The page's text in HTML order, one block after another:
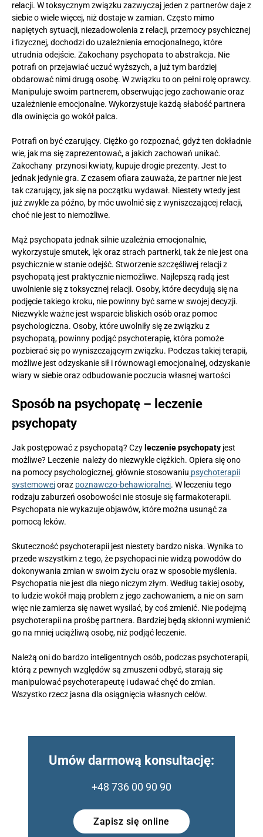
relacji. W toksycznym związku zazwyczaj jeden z partnerów daje z
siebie o wiele więcej, niż dostaje w zamian. Często mimo
napiętych sytuacji, niezadowolenia z relacji, przemocy psychicznej
i fizycznej, dochodzi do uzależnienia emocjonalnego, które
utrudnia odejście. Zakochany psychopata to abstrakcja. Nie
potrafi on przejawiać uczuć wyższych, a już tym bardziej
obdarować nimi drugą osobę. W związku to on pełni rolę oprawcy.
Manipuluje swoim partnerem, obserwując jego zachowanie oraz
uzależnienie emocjonalne. Wykorzystuje każdą słabość partnera
dla owinięcia go wokół palca.
Potrafi on być czarujący. Ciężko go rozpoznać, gdyż ten dokładnie
wie, jak ma się zaprezentować, a jakich zachowań unikać.
Zakochany przynosi kwiaty, kupuje drogie prezenty. Jest to
jednak jedynie gra. Z czasem ofiara zauważa, że partner nie jest
tak czarujący, jak się na początku wydawał. Niestety wtedy jest
już zwykle za późno, by móc uwolnić się z wyniszczającej relacji,
choć nie jest to niemożliwe.
Mąż psychopata jednak silnie uzależnia emocjonalnie,
wykorzystuje smutek, lęk oraz strach partnerki, tak że nie jest ona
psychicznie w stanie odejść. Stworzenie szczęśliwej relacji z
psychopatą jest praktycznie niemożliwe. Najlepszą radą jest
uwolnienie się z toksycznej relacji. Osoby, które decydują się na
podjęcie takiego kroku, nie powinny być same w swojej decyzji.
Niezwykle ważne jest wsparcie bliskich osób oraz pomoc
psychologiczna. Osoby, które uwolniły się ze związku z
psychopatą, powinny podjąć psychoterapię, która pomoże
pozbierać się po wyniszczającym związku. Podczas takiej terapii,
możliwe jest odzyskanie sił i równowagi emocjonalnej, odzyskanie
wiary w siebie oraz odbudowanie poczucia własnej wartości
Sposób na psychopatę – leczenie
psychopaty
Jak postępować z psychopatą? Czy leczenie psychopaty jest
możliwe? Leczenie należy do niezwykle ciężkich. Opiera się ono
na pomocy psychologicznej, głównie stosowaniu psychoterapii
systemowejoraz poznawczo-behawioralnej. W leczeniu tego
rodzaju zaburzeń osobowości nie stosuje się farmakoterapii.
Psychopata nie wykazuje objawów, które można usunąć za
pomocą leków.
Skuteczność psychoterapii jest niestety bardzo niska. Wynika to
przede wszystkim z tego, że psychopaci nie widzą powodów do
dokonywania zmian w swoim życiu oraz w sposobie myślenia.
Psychopatia nie jest dla niego niczym złym. Według takiej osoby,
to ludzie wokół mają problem z jego zachowaniem, a nie on sam
więc nie zamierza się nawet wysilać, by coś zmienić. Nie podejmą
psychoterapii na prośbę partnera. Bardziej będą skłonni wymienić
go na mniej uciążliwą osobę, niż podjąć leczenie.
Należą oni do bardzo inteligentnych osób, podczas psychoterapii,
którą z pewnych względów są zmuszeni odbyć, starają się
manipulować psychoterapeutę i udawać chęć do zmian.
Wszystko rzecz jasna dla osiągnięcia własnych celów.
Umów darmową konsultację:
+48 736 00 90 90
Zapisz się online